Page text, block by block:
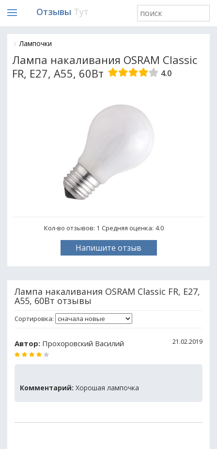
Отзывы Тут
Лампочки
Лампа накаливания OSRAM Classic
FR, E27, A55, 60Вт
4.0
Кол-во отзывов: 1 Средняя оценка: 4.0
Напишите отзыв
Лампа накаливания OSRAM Classic FR, E27,
A55, 60Вт отзывы
Сортировка:
Автор: Прохоровский Василий 21.02.2019
Комментарий: Хорошая лампочка